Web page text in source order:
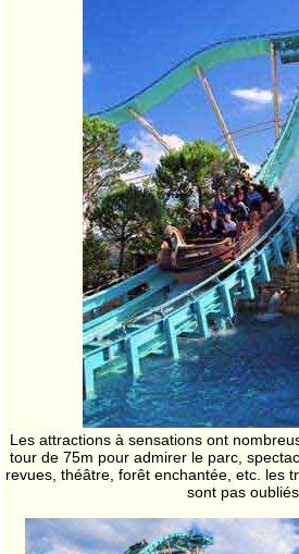
Les attractions à sensations ont
tour de 75m pour admirer le parc,
revues, théâtre, forêt enchantée, etc. les
sont pas oubliés.